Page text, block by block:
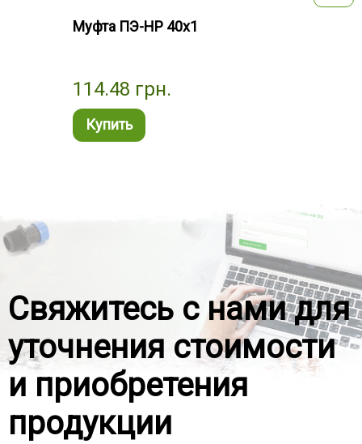
Муфта ПЭ-НР 40x1
114.48 грн.
Купить
Свяжитесь с нами для
уточнения стоимости
и приобретения
продукции